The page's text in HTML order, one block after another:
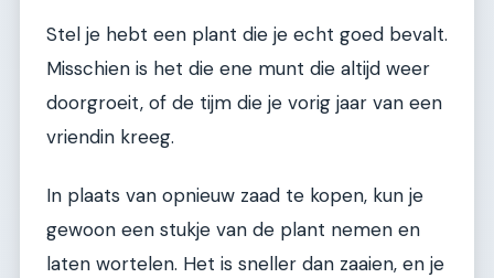
Stel je hebt een plant die je echt goed bevalt.
Misschien is het die ene munt die altijd weer
doorgroeit, of de tijm die je vorig jaar van een
vriendin kreeg.
In plaats van opnieuw zaad te kopen, kun je
gewoon een stukje van de plant nemen en
laten wortelen. Het is sneller dan zaaien, en je